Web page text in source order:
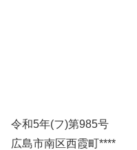
令和5年(フ)第985号
広島市南区西霞町****